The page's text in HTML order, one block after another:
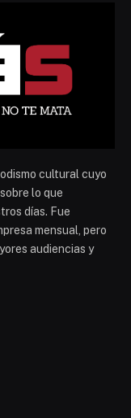
cultural cuyo
lo que
días. Fue
mensual, pero
audiencias y